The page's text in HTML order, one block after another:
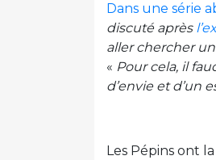
Dans une série
discuté après
aller chercher
« Pour cela, il
d’envie et d’un
Les Pépins ont